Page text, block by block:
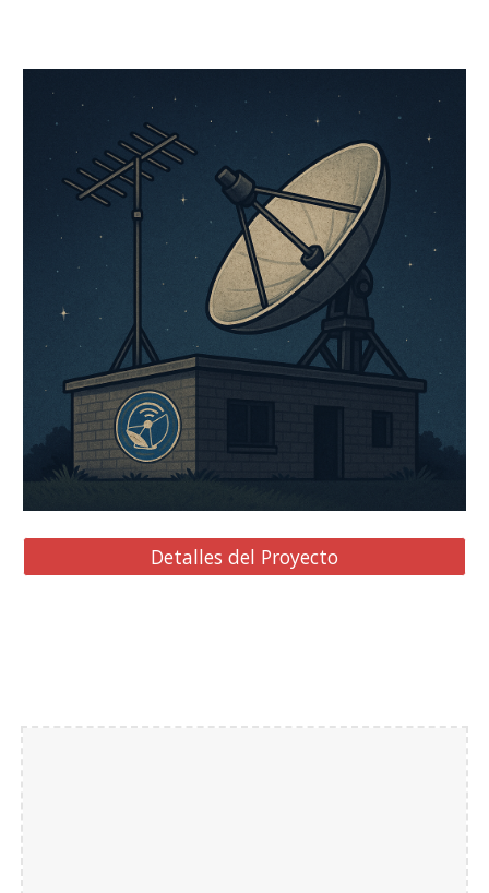
Detalles del Proyecto